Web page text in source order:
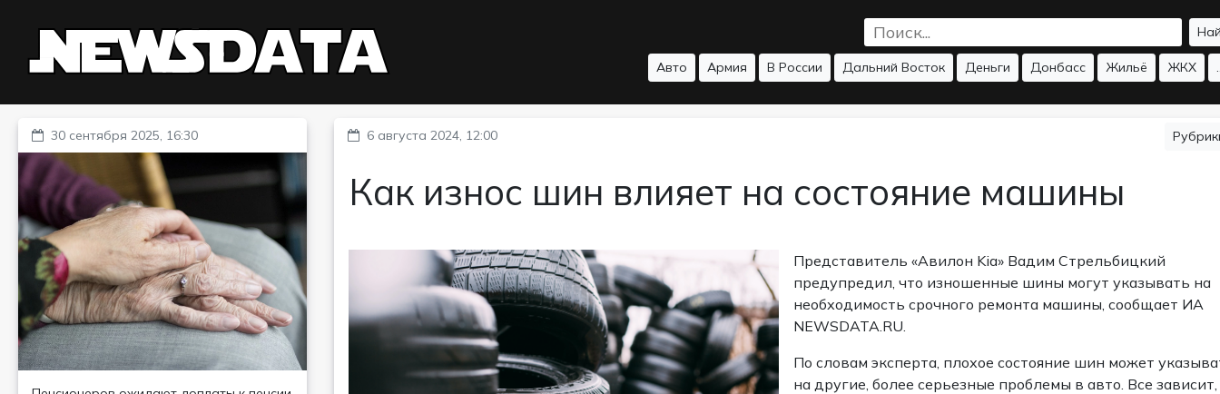
Авто Армия В России Дальний Восток Деньги Донбасс Жильё ЖКХ
30 сентября 2025, 16:30 6 августа 2024, 12:00
Как износ шин влияет на состояние машины
Представитель «Авилон Kia» Вадим Стрельбицкий
предупредил, что изношенные шины могут указывать на
необходимость срочного ремонта машины, сообщает ИА
NEWSDATA.RU.
По словам эксперта, плохое состояние шин может
на другие, более серьезные проблемы в авто. Все зависит,